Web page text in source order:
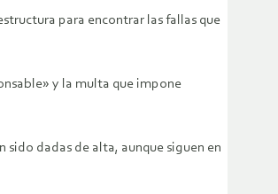
para encontrar las fallas que
y la multa que impone
dadas de alta, aunque siguen en